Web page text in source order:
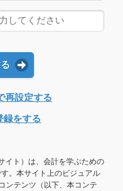
再設定する
録をする
イト）は、会計を学ぶための
。本サイト上のビジュアル
ンテンツ（以下、本コンテ